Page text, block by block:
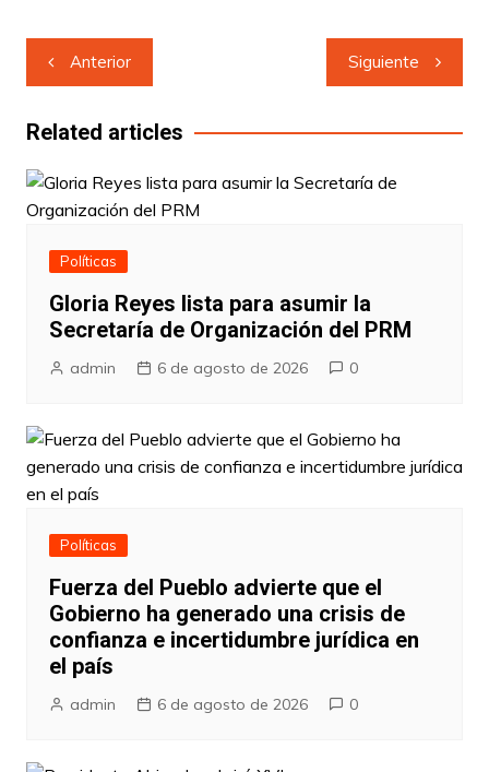
Navegación
de
entradas
Anterior Siguiente
Related articles
Políticas
Gloria Reyes lista para asumir la
Secretaría de Organización del PRM
admin 6 de agosto de 2026 0
Políticas
Fuerza del Pueblo advierte que el
Gobierno ha generado una crisis de
confianza e incertidumbre jurídica en
el país
admin 6 de agosto de 2026 0